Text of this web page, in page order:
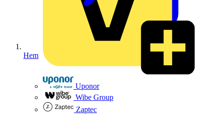
Uponor
Wibe Group
Zaptec
Hem